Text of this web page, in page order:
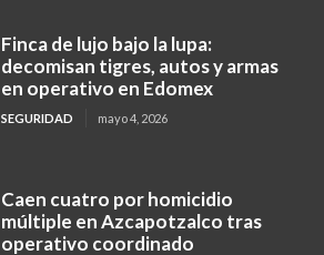
Finca de lujo bajo la lupa:
decomisan tigres, autos y armas
en operativo en Edomex
SEGURIDAD mayo 4, 2026
Caen cuatro por homicidio
múltiple en Azcapotzalco tras
operativo coordinado